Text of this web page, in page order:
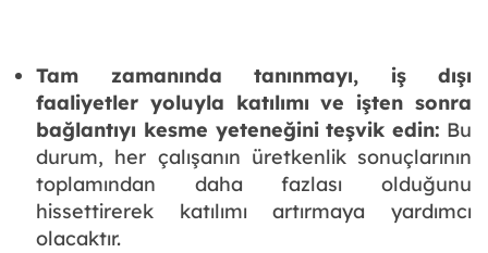
Tam zamanında tanınmayı, iş dışı
faaliyetler yoluyla katılımı ve işten sonra
bağlantıyı kesme yeteneğini teşvik edin: Bu
durum, her çalışanın üretkenlik sonuçlarının
toplamından daha fazlası olduğunu
hissettirerek katılımı artırmaya yardımcı
olacaktır.